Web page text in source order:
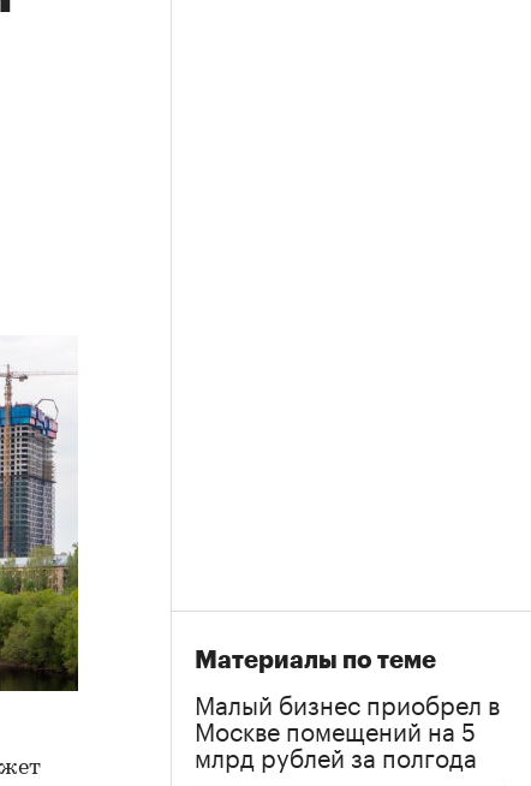
Материалы по теме
Малый бизнес приобрел в
Москве помещений на 5
млрд рублей за полгода